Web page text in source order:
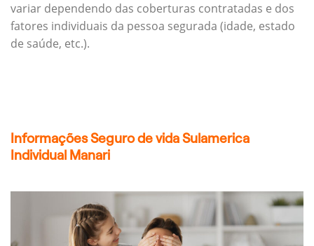
variar dependendo das coberturas contratadas e dos
fatores individuais da pessoa segurada (idade, estado
de saúde, etc.).
Informações Seguro de vida Sulamerica
Individual Manari